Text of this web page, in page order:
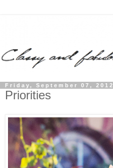
Friday, September 07, 2012
Priorities